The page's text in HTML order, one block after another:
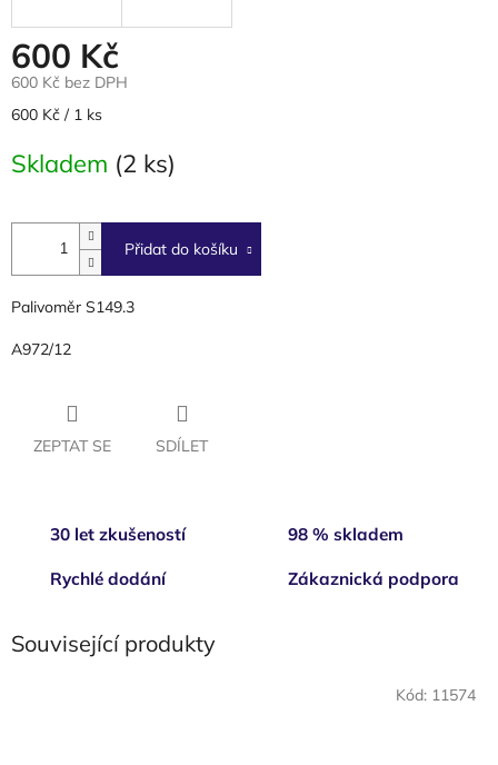
600 Kč
600 Kč bez DPH
Měrná
600 Kč / 1 ks
Skladem (2 ks)
Přidat do košíku
Palivoměr S149.3
A972/12
ZEPTAT SE SDÍLET
30 let zkušeností 98 % skladem
Rychlé dodání Zákaznická podpora
Související produkty
Kód: 11574